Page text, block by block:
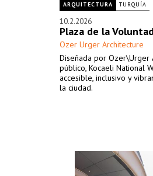
ARQUITECTURA TURQUÍA
10.2.2026
Plaza de la
Ozer Urger Architecture
Diseñada por Ozer\Urger
público, Kocaeli National
accesible, inclusivo y
la ciudad.